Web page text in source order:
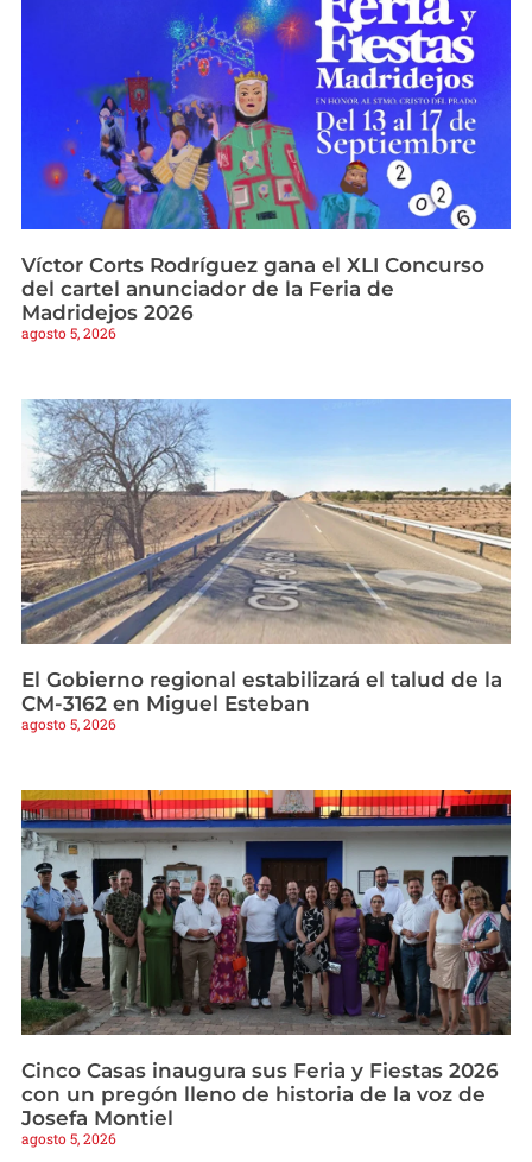
Víctor Corts Rodríguez gana el XLI Concurso
del cartel anunciador de la Feria de
Madridejos 2026
agosto 5, 2026
El Gobierno regional estabilizará el talud de la
CM-3162 en Miguel Esteban
agosto 5, 2026
Cinco Casas inaugura sus Feria y Fiestas 2026
con un pregón lleno de historia de la voz de
Josefa Montiel
agosto 5, 2026